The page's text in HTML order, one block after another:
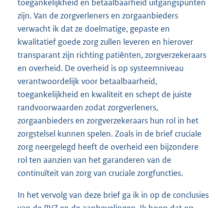
toegankelijkheid en betaalbaarheid uitgangspunten
zijn. Van de zorgverleners en zorgaanbieders
verwacht ik dat ze doelmatige, gepaste en
kwalitatief goede zorg zullen leveren en hierover
transparant zijn richting patiënten, zorgverzekeraars
en overheid. De overheid is op systeemniveau
verantwoordelijk voor betaalbaarheid,
toegankelijkheid en kwaliteit en schept de juiste
randvoorwaarden zodat zorgverleners,
zorgaanbieders en zorgverzekeraars hun rol in het
zorgstelsel kunnen spelen. Zoals in de brief cruciale
zorg neergelegd heeft de overheid een bijzondere
rol ten aanzien van het garanderen van de
continuïteit van zorg van cruciale zorgfuncties.
In het vervolg van deze brief ga ik in op de conclusies